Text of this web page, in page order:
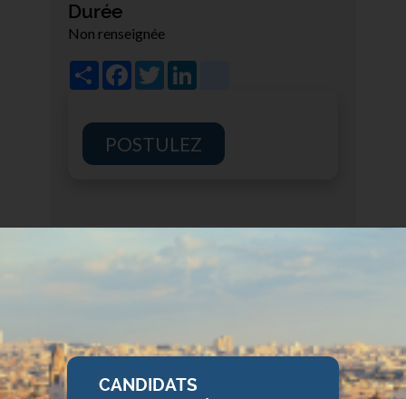
Durée
Non renseignée
Share Facebook
Twitter
POSTULEZ
CANDIDATS